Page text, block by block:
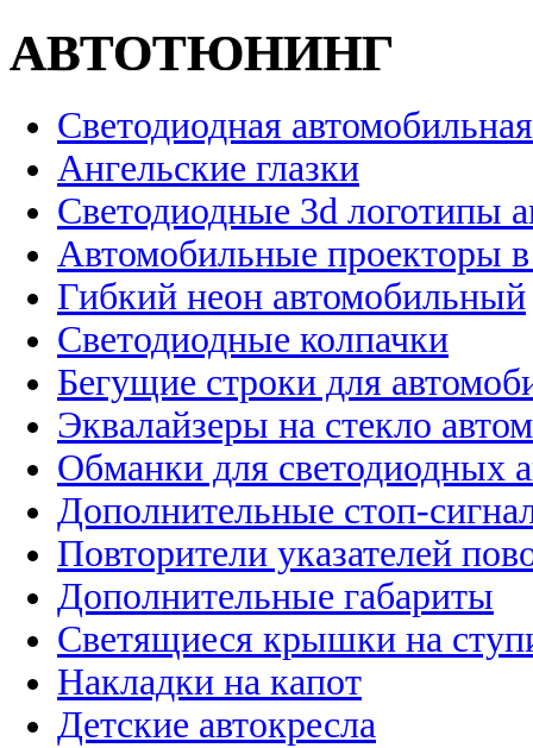
АВТОТЮНИНГ
Светодиодная
Ангельские глазки
Светодиодные 3d логотипы
Автомобильные проекторы
Гибкий неон автомобильный
Светодиодные колпачки
Бегущие строки для
Эквалайзеры на стекло
Обманки для светодиодных
Дополнительные стоп-
Повторители указателей
Дополнительные габариты
Светящиеся крышки на
Накладки на капот
Детские автокресла